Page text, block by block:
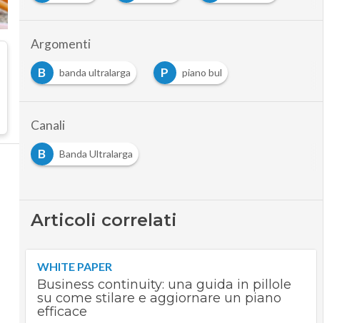
Argomenti
B
banda ultralarga P piano bul
Canali
B
Banda Ultralarga
Articoli correlati
WHITE PAPER
Business continuity: una guida in pillole
su come stilare e aggiornare un piano
efficace